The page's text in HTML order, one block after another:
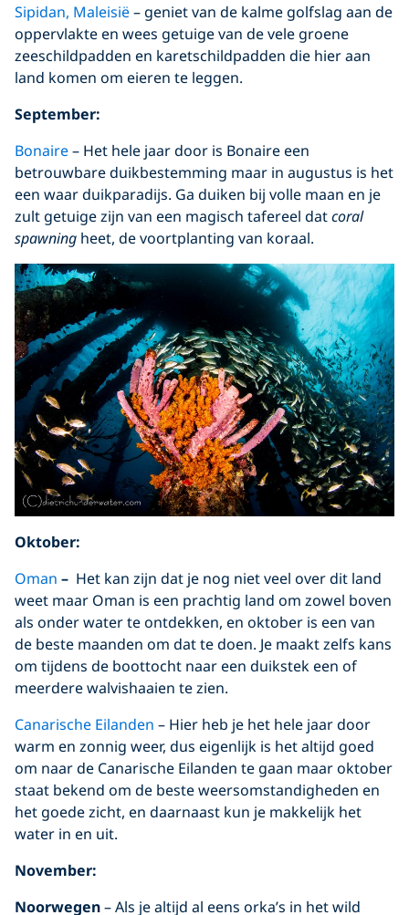
Sipidan, Maleisië– geniet van de kalme golfslag aan de
oppervlakte en wees getuige van de vele groene
zeeschildpadden en karetschildpadden die hier aan
land komen om eieren te leggen.
September:
Bonaire– Het hele jaar door is Bonaire een
betrouwbare duikbestemming maar in augustus is het
een waar duikparadijs. Ga duiken bij volle maan en je
zult getuige zijn van een magisch tafereel datcoral
spawning heet, de voortplanting van koraal.
Oktober:
Oman – Het kan zijn dat je nog niet veel over dit land
weet maar Oman is een prachtig land om zowel boven
als onder water te ontdekken, en oktober is een van
de beste maanden om dat te doen. Je maakt zelfs kans
om tijdens de boottocht naar een duikstek een of
meerdere walvishaaien te zien.
Canarische Eilanden – Hier heb je het hele jaar door
warm en zonnig weer, dus eigenlijk is het altijd goed
om naar de Canarische Eilanden te gaan maar oktober
staat bekend om de beste weersomstandigheden en
het goede zicht, en daarnaast kun je makkelijk het
water in en uit.
November:
Noorwegen– Als je altijd al eens orka’s in het wild